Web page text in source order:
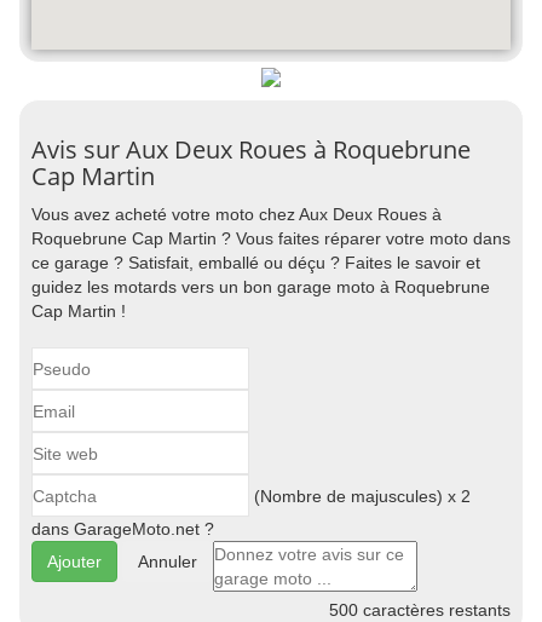
Avis sur Aux Deux Roues à Roquebrune
Cap Martin
Vous avez acheté votre moto chez Aux Deux Roues à
Roquebrune Cap Martin ? Vous faites réparer votre moto dans
ce garage ? Satisfait, emballé ou déçu ? Faites le savoir et
guidez les motards vers un bon garage moto à Roquebrune
Cap Martin !
(Nombre de majuscules) x 2
dans GarageMoto.net ?
Annuler
500 caractères restants